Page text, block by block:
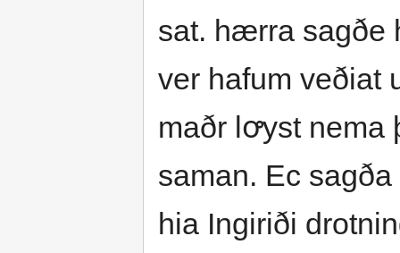
sat. hærra sagðe
ver hafum veðiat
maðr lꝍyst nema
saman. Ec
hia Ingiriði